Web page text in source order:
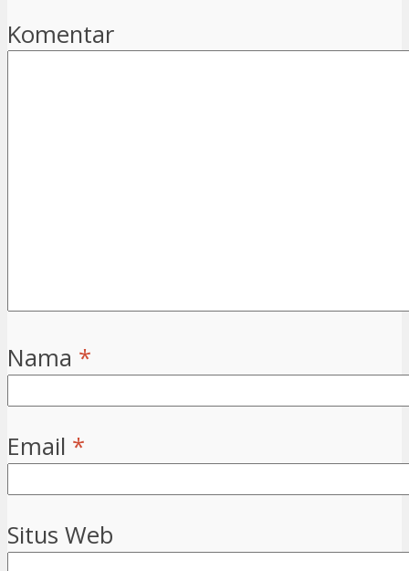
Komentar
Nama *
Email *
Situs Web